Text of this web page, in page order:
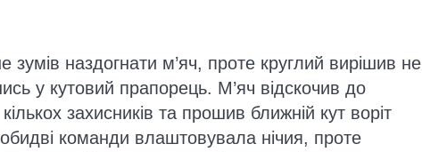
зумів наздогнати м’яч, проте круглий вирішив не
у кутовий прапорець. М’яч відскочив до
захисників та прошив ближній кут воріт
команди влаштовувала нічия, проте